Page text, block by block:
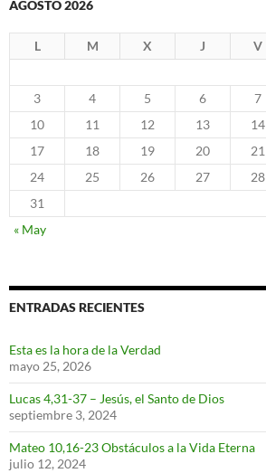
AGOSTO 2026
L M X J V
3
4 5 6 7
10
11 12 13 14
17
18 19 20 21
24
25 26 27 28
31
« May
ENTRADAS RECIENTES
Esta es la hora de la Verdad
mayo 25, 2026
Lucas 4,31-37 – Jesús, el Santo de Dios
septiembre 3, 2024
Mateo 10,16-23 Obstáculos a la Vida Eterna
julio 12, 2024